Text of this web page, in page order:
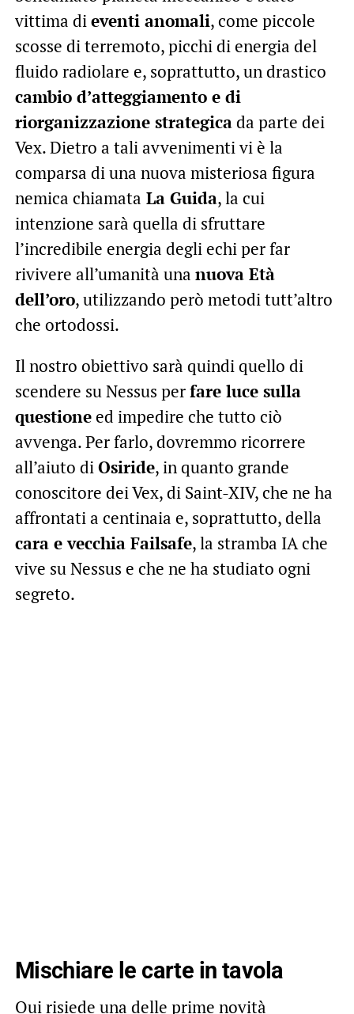
vittima dieventi anomali, come piccole
scosse di terremoto, picchi di energia del
fluido radiolare e, soprattutto, un drastico
cambio d’atteggiamento e di
riorganizzazione strategicada parte dei
Vex. Dietro a tali avvenimenti vi è la
comparsa di una nuova misteriosa figura
nemica chiamata La Guida, la cui
intenzione sarà quella di sfruttare
l’incredibile energia degli echi per far
rivivere all’umanità una nuova Età
dell’oro, utilizzando però metodi tutt’altro
che ortodossi.
Il nostro obiettivo sarà quindi quello di
scendere su Nessus perfare luce sulla
questioneed impedire che tutto ciò
avvenga. Per farlo, dovremmo ricorrere
all’aiuto diOsiride, in quanto grande
conoscitore dei Vex, di Saint-XIV, che ne ha
affrontati a centinaia e, soprattutto, della
cara e vecchia Failsafe, la stramba IA che
vive su Nessus e che ne ha studiato ogni
segreto.
Mischiare le carte in tavola
Qui risiede una delle prime novità